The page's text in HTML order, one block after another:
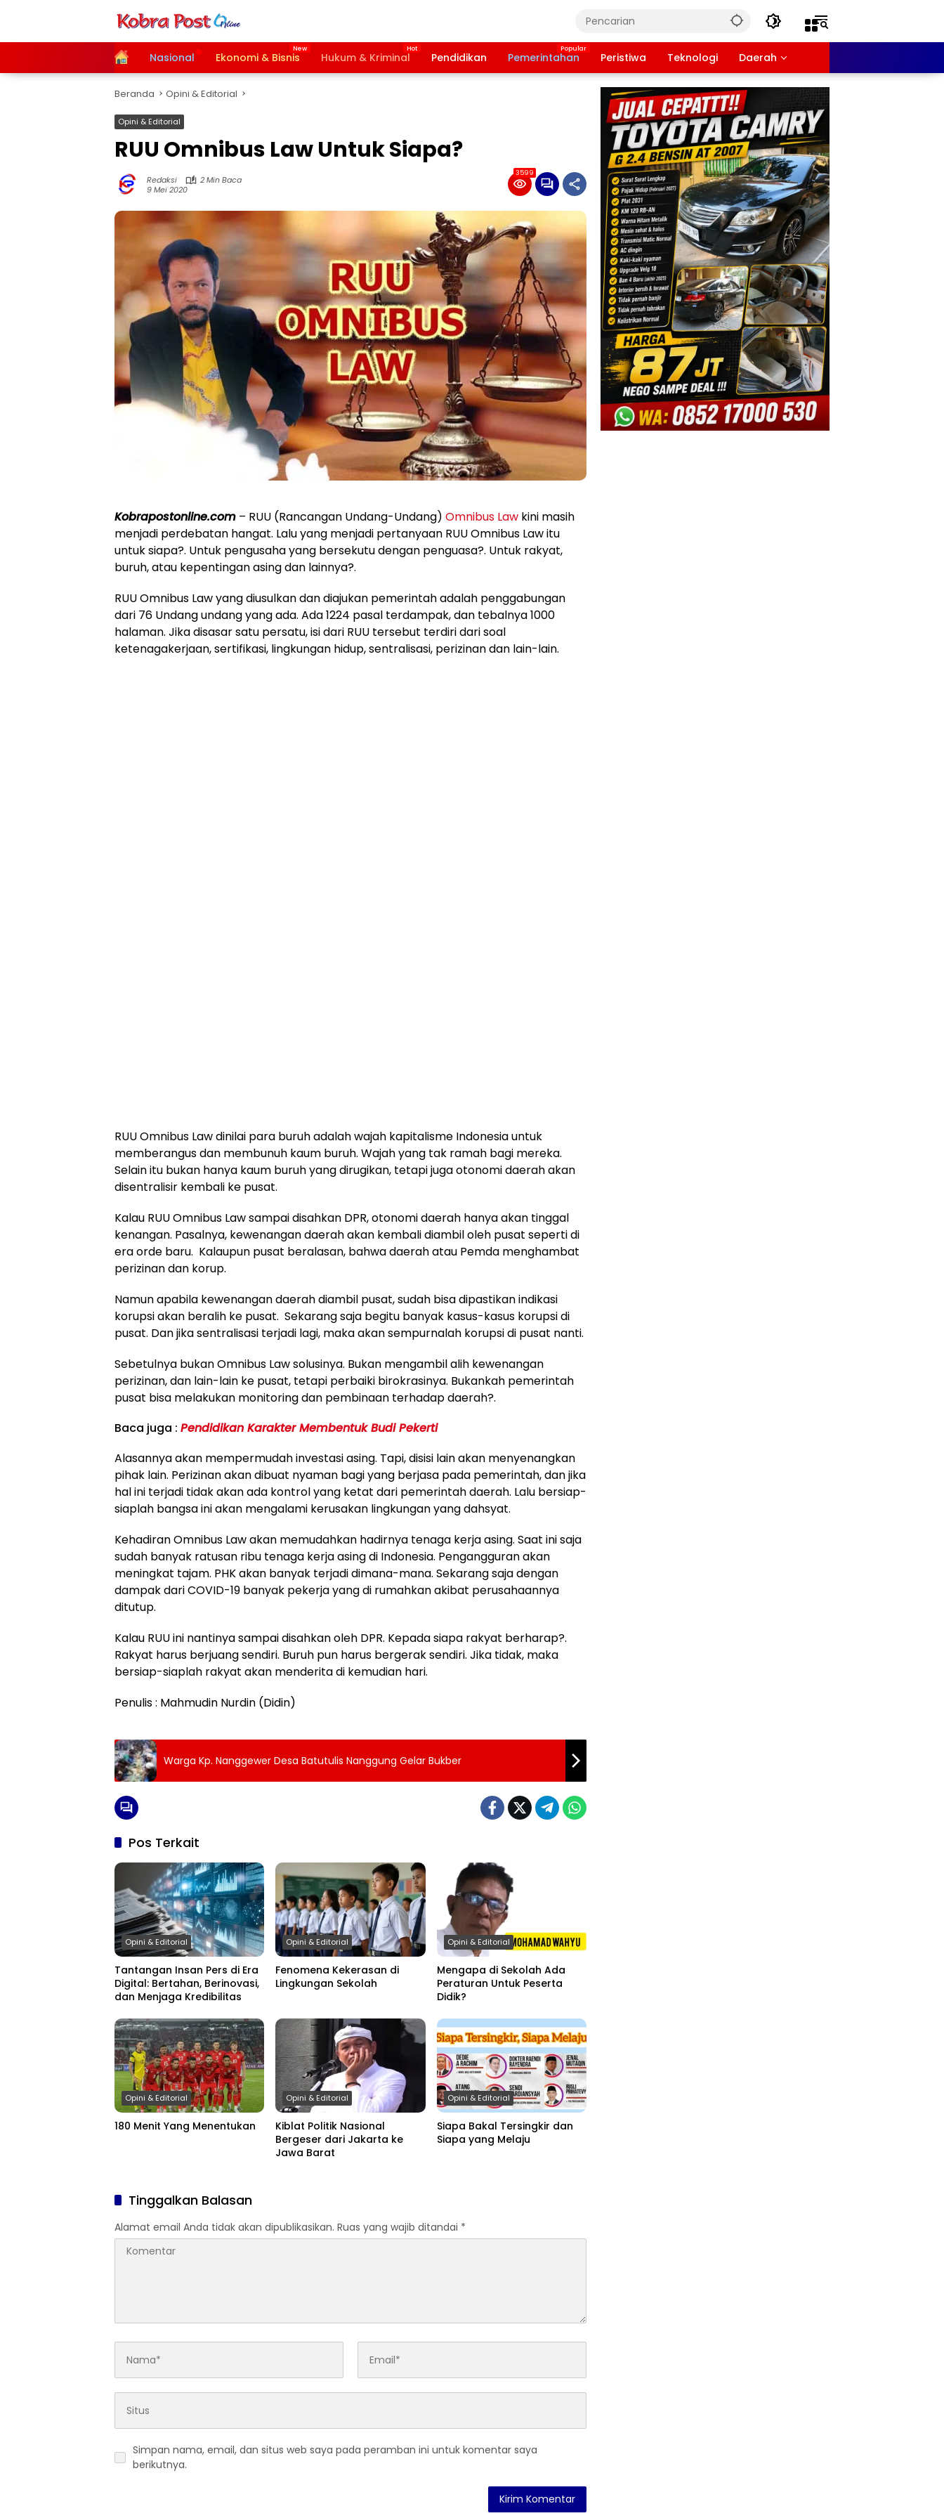
HomeNasional Ekonomi & Bisnis Hukum & Kriminal Pendidikan Pemerintahan Peristiwa Teknologi Daerah
Beranda Opini & Editorial
Opini & Editorial
RUU Omnibus Law Untuk Siapa?
Redaksi
2 Min Baca
9 Mei 2020
3599
Kobrapostonline.com – RUU (Rancangan Undang-Undang) Omnibus Law kini masih
menjadi perdebatan hangat. Lalu yang menjadi pertanyaan RUU Omnibus Law itu
untuk siapa?. Untuk pengusaha yang bersekutu dengan penguasa?. Untuk rakyat,
buruh, atau kepentingan asing dan lainnya?.
RUU Omnibus Law yang diusulkan dan diajukan pemerintah adalah penggabungan
dari 76 Undang undang yang ada. Ada 1224 pasal terdampak, dan tebalnya 1000
halaman. Jika disasar satu persatu, isi dari RUU tersebut terdiri dari soal
ketenagakerjaan, sertifikasi, lingkungan hidup, sentralisasi, perizinan dan lain-lain.
RUU Omnibus Law dinilai para buruh adalah wajah kapitalisme Indonesia untuk
memberangus dan membunuh kaum buruh. Wajah yang tak ramah bagi mereka.
Selain itu bukan hanya kaum buruh yang dirugikan, tetapi juga otonomi daerah akan
disentralisir kembali ke pusat.
Kalau RUU Omnibus Law sampai disahkan DPR, otonomi daerah hanya akan tinggal
kenangan. Pasalnya, kewenangan daerah akan kembali diambil oleh pusat seperti di
era orde baru. Kalaupun pusat beralasan, bahwa daerah atau Pemda menghambat
perizinan dan korup.
Namun apabila kewenangan daerah diambil pusat, sudah bisa dipastikan indikasi
korupsi akan beralih ke pusat. Sekarang saja begitu banyak kasus-kasus korupsi di
pusat. Dan jika sentralisasi terjadi lagi, maka akan sempurnalah korupsi di pusat nanti.
Sebetulnya bukan Omnibus Law solusinya. Bukan mengambil alih kewenangan
perizinan, dan lain-lain ke pusat, tetapi perbaiki birokrasinya. Bukankah pemerintah
pusat bisa melakukan monitoring dan pembinaan terhadap daerah?.
Baca juga : Pendidikan Karakter Membentuk Budi Pekerti
Alasannya akan mempermudah investasi asing. Tapi, disisi lain akan menyenangkan
pihak lain. Perizinan akan dibuat nyaman bagi yang berjasa pada pemerintah, dan jika
hal ini terjadi tidak akan ada kontrol yang ketat dari pemerintah daerah. Lalu bersiap-
siaplah bangsa ini akan mengalami kerusakan lingkungan yang dahsyat.
Kehadiran Omnibus Law akan memudahkan hadirnya tenaga kerja asing. Saat ini saja
sudah banyak ratusan ribu tenaga kerja asing di Indonesia. Pengangguran akan
meningkat tajam. PHK akan banyak terjadi dimana-mana. Sekarang saja dengan
dampak dari COVID-19 banyak pekerja yang di rumahkan akibat perusahaannya
ditutup.
Kalau RUU ini nantinya sampai disahkan oleh DPR. Kepada siapa rakyat berharap?.
Rakyat harus berjuang sendiri. Buruh pun harus bergerak sendiri. Jika tidak, maka
bersiap-siaplah rakyat akan menderita di kemudian hari.
Penulis : Mahmudin Nurdin (Didin)
Warga Kp. Nanggewer Desa Batutulis Nanggung Gelar Bukber
Pos Terkait
Opini & Editorial
Tantangan Insan Pers di Era
Digital: Bertahan, Berinovasi,
dan Menjaga Kredibilitas
Opini & Editorial
Fenomena Kekerasan di
Lingkungan Sekolah
Opini & Editorial
Mengapa di Sekolah Ada
Peraturan Untuk Peserta
Didik?
Opini & Editorial
180 Menit Yang Menentukan
Opini & Editorial
Kiblat Politik Nasional
Bergeser dari Jakarta ke
Jawa Barat
Opini & Editorial
Siapa Bakal Tersingkir dan
Siapa yang Melaju
Tinggalkan Balasan
Alamat email Anda tidak akan dipublikasikan. Ruas yang wajib ditandai *
Simpan nama, email, dan situs web saya pada peramban ini untuk komentar saya
berikutnya.